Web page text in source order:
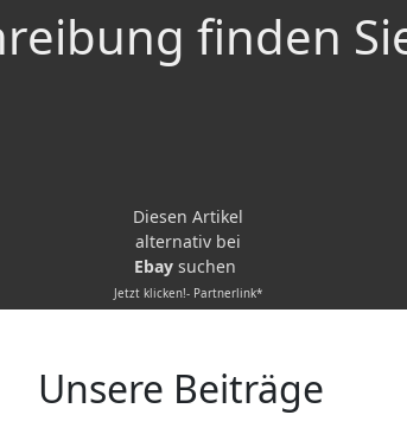
finden
Diesen Artikel
alternativ bei
Ebay suchen
Jetzt klicken!- Partnerlink*
Unsere Beiträge